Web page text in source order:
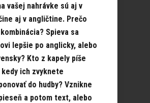
vašej nahrávke sú aj v
aj v angličtine. Prečo
Spieva sa
lepšie po anglicky, alebo
Kto z kapely píše
ich zvyknete
do hudby? Vznikne
a potom text, alebo